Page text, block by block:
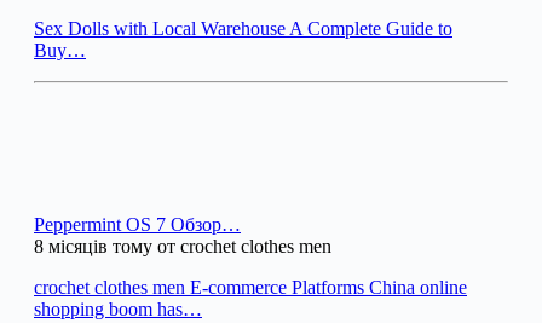
Sex Dolls with Local Warehouse A Complete Guide to
Buy…
Peppermint OS 7 Обзор…
8 місяців тому от crochet clothes men
crochet clothes men E-commerce Platforms China online
shopping boom has…